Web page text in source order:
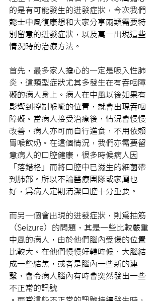
的是有可能發生的迸發症狀，今次我們
懿士中風復康想和大家分享兩類需要特
別留意的迸發症狀，以及萬一出現這些
情況時的治療方法。
首先，最多家人擔心的一定是吸入性肺
炎，這類型症狀尤其多發生在有吞咽障
礙的病人身上。病人在中風以後如果有
影響到控制喉嚨的位置，就會出現吞咽
障礙。當病人接受治療後，情況會慢慢
改善，病人亦可而自行進食，不用依賴
胃喉飲奶。在這個情況，我們亦需要留
意病人的口腔健康，很多時候病人因
「落錯格」而將口腔中已滋生的細菌帶
到肺部。所以不論醫療團隊或家屬也
好，爲病人定期清潔口腔十分重要。
而另一個會出現的迸發症狀，則爲抽筋
（Seizure）的問題，其是一些比較嚴重
中風的病人，由於他們腦內受傷的位置
比較大。在他們慢慢好轉時候，大腦結
成一些結焦，或者是腦內一些新的連
繫，會令病人腦內有時會突然發出一些
不正常的訊號